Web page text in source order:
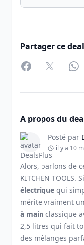
Partager ce deal
FacebookTwitter
A propos du
Posté par
il y a 10
Alors, parlons de
KITCHEN TOOLS.
électrique qui
mérite vraiment
à main classique
2,5 litres qui fait
des mélanges